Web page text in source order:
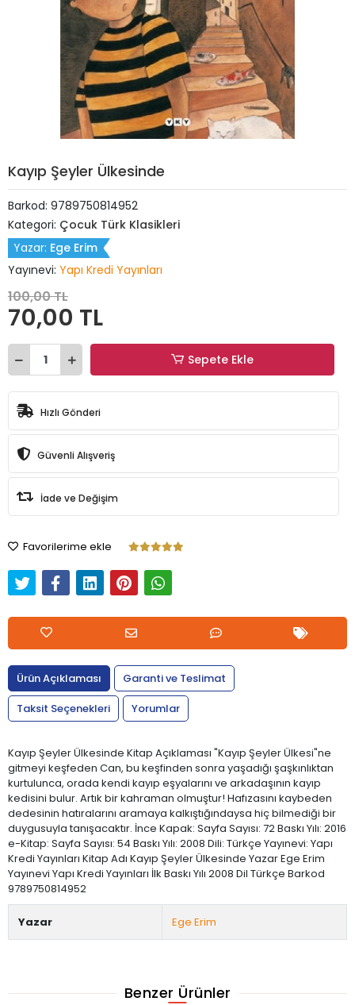
Kayıp Şeyler Ülkesinde
Barkod: 9789750814952
Kategori: Çocuk Türk Klasikleri
Yazar: Ege Erim
Yayınevi: Yapı Kredi Yayınları
100,00 TL
70,00 TL
Sepete Ekle
Hızlı Gönderi
Güvenli Alışveriş
İade ve Değişim
Favorilerime ekle
Ürün Açıklaması
Garanti ve Teslimat
Taksit Seçenekleri
Yorumlar
Kayıp Şeyler Ülkesinde Kitap Açıklaması "Kayıp Şeyler Ülkesi"ne
gitmeyi keşfeden Can, bu keşfinden sonra yaşadığı şaşkınlıktan
kurtulunca, orada kendi kayıp eşyalarını ve arkadaşının kayıp
kedisini bulur. Artık bir kahraman olmuştur! Hafızasını kaybeden
dedesinin hatıralarını aramaya kalkıştığındaysa hiç bilmediği bir
duygusuyla tanışacaktır. İnce Kapak: Sayfa Sayısı: 72 Baskı Yılı: 2016
e-Kitap: Sayfa Sayısı: 54 Baskı Yılı: 2008 Dili: Türkçe Yayınevi: Yapı
Kredi Yayınları Kitap Adı Kayıp Şeyler Ülkesinde Yazar Ege Erim
Yayınevi Yapı Kredi Yayınları İlk Baskı Yılı 2008 Dil Türkçe Barkod
9789750814952
Yazar Ege Erim
Benzer Ürünler